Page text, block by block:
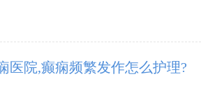
医院,癫痫频繁发作怎么护理?